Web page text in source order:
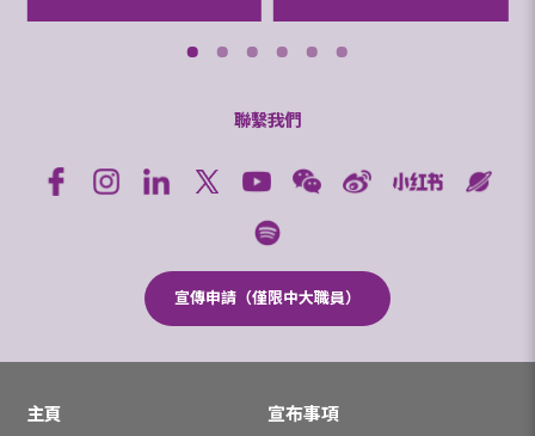
聯繫我們
宣傳申請（僅限中大職員）
主頁
宣布事項